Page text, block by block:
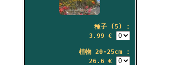
種子 (5) :
3.99 €
植物 20-25cm :
26.6 €